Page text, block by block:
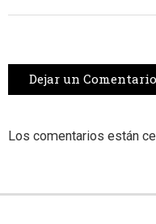
Dejar un Comentario
Los comentarios están